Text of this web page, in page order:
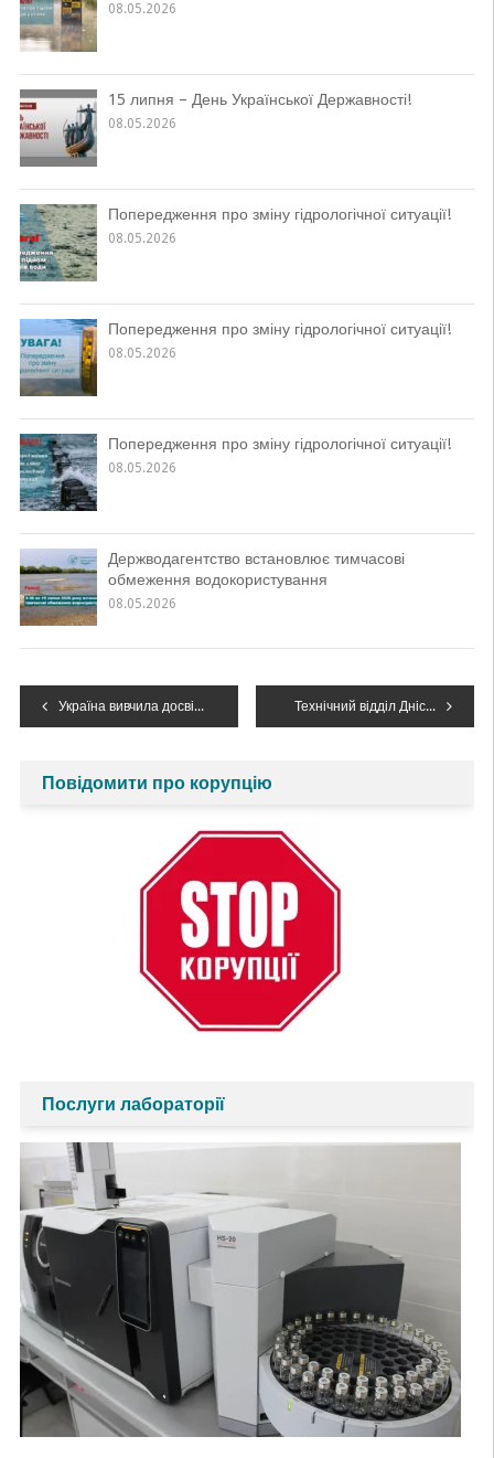
08.05.2026
15 липня – День Української Державності!
08.05.2026
Попередження про зміну гідрологічної ситуації!
08.05.2026
Попередження про зміну гідрологічної ситуації!
08.05.2026
Попередження про зміну гідрологічної ситуації!
08.05.2026
Держводагентство встановлює тимчасові
обмеження водокористування
08.05.2026
Навігація
Україна вивчила досвід Литви у впровадженні Нітратної Директиви ЄС Технічний відділ Дністровського БУВР в межах своїх функціональних повноважень надає послуги суб’єктам господарювання – юридичним та фізичним особам
Повідомити про корупцію
Послуги лабораторії